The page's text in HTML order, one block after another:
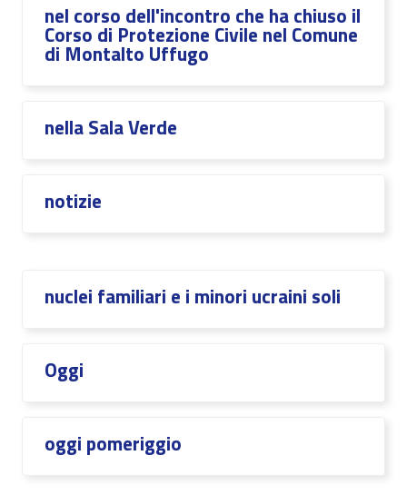
nel corso dell'incontro che ha chiuso il
Corso di Protezione Civile nel Comune
di Montalto Uffugo
nella Sala Verde
notizie
nuclei familiari e i minori ucraini soli
Oggi
oggi pomeriggio